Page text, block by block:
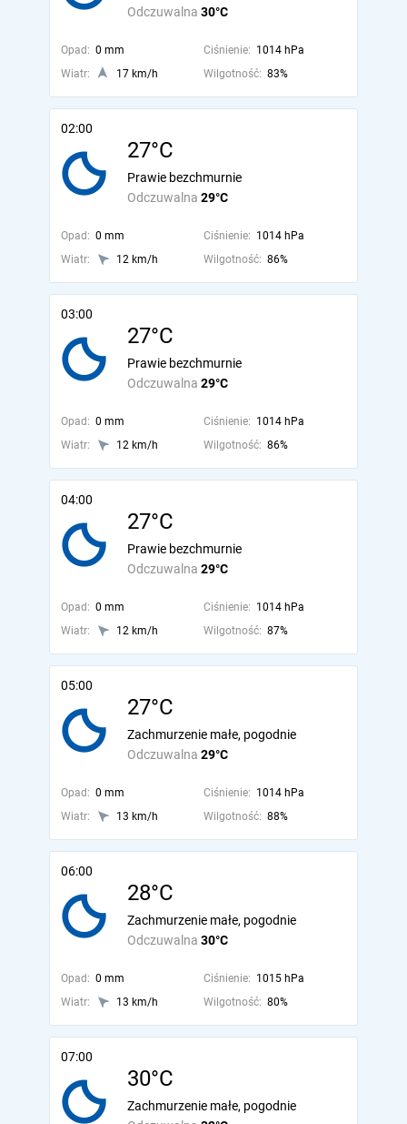
Odczuwalna 30°C
Opad: 0 mm Ciśnienie: 1014 hPa
Wiatr:
17 km/h Wilgotność: 83%
02:00
27°C
Odczuwalna 29°C
Prawie bezchmurnie
Opad: 0 mm Ciśnienie: 1014 hPa
Wiatr:
12 km/h Wilgotność: 86%
03:00
27°C
Odczuwalna 29°C
Prawie bezchmurnie
Opad: 0 mm Ciśnienie: 1014 hPa
Wiatr:
12 km/h Wilgotność: 86%
04:00
27°C
Odczuwalna 29°C
Prawie bezchmurnie
Opad: 0 mm Ciśnienie: 1014 hPa
Wiatr:
12 km/h Wilgotność: 87%
05:00
27°C
Odczuwalna 29°C
Zachmurzenie małe, pogodnie
Opad: 0 mm Ciśnienie: 1014 hPa
Wiatr:
13 km/h Wilgotność: 88%
06:00
28°C
Odczuwalna 30°C
Zachmurzenie małe, pogodnie
Opad: 0 mm Ciśnienie: 1015 hPa
Wiatr:
13 km/h Wilgotność: 80%
07:00
30°C
Zachmurzenie małe, pogodnie